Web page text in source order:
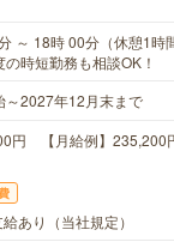
～ 18時 00分（休憩1時
時短勤務も相談OK！
～2027年12月末まで
円 【月給例】235,200
あり（当社規定）